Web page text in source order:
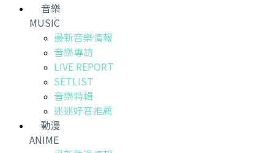
音樂
MUSIC
最新音樂情報
音樂專訪
LIVE REPORT
SETLIST
音樂特輯
迷迷好音推薦
動漫
ANIME